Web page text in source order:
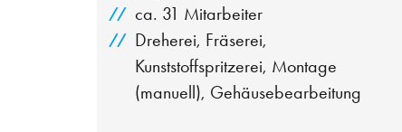
ca. 31 Mitarbeiter
Dreherei, Fräserei,
Kunststoffspritzerei, Montage
(manuell), Gehäusebearbeitung